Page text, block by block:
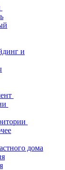
и
дома